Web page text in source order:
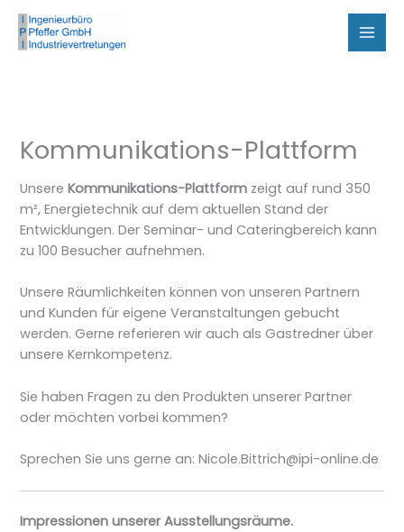
Zum
Inhalt
springen
Kommunikations-Plattform
UnsereKommunikations-Plattform zeigt auf rund 350
m², Energietechnik auf dem aktuellen Stand der
Entwicklungen. Der Seminar- und Cateringbereich kann
zu 100 Besucher aufnehmen.
Unsere Räumlichkeiten können von unseren Partnern
und Kunden für eigene Veranstaltungen gebucht
werden. Gerne referieren wir auch als Gastredner über
unsere Kernkompetenz.
Sie haben Fragen zu den Produkten unserer Partner
oder möchten vorbei kommen?
Sprechen Sie uns gerne an: Nicole.Bittrich@ipi-online.de
Impressionen unserer Ausstellungsräume.